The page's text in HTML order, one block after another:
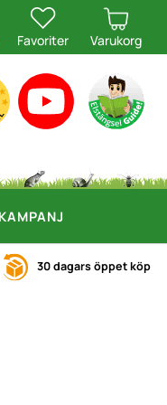
Favoriter Varukorg
KAMPANJ
30 dagars öppet köp